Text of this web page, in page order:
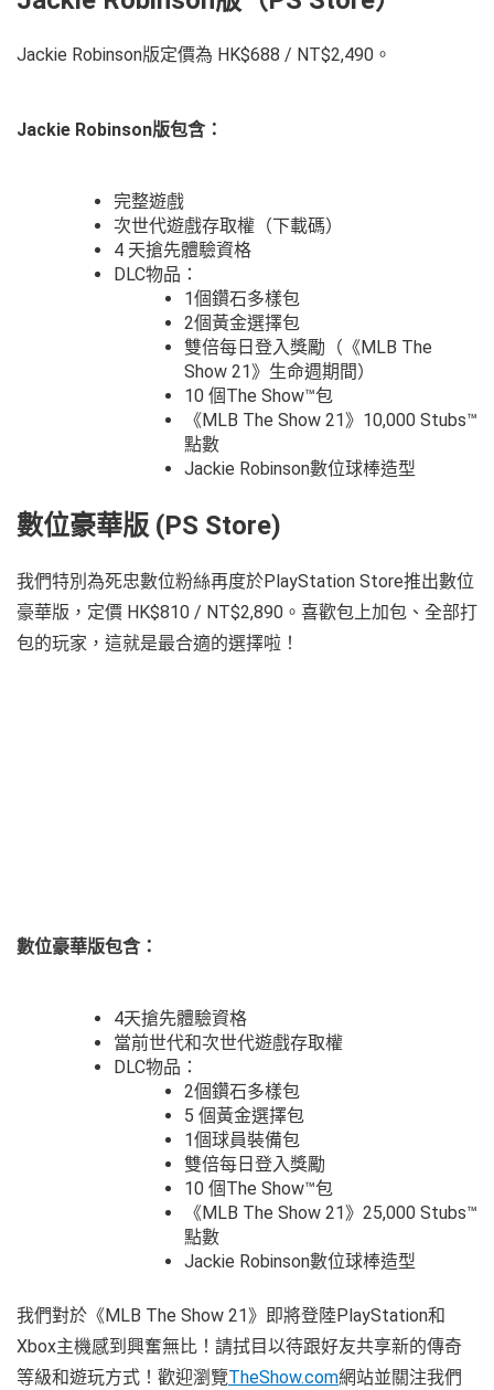
Jackie Robinson版定價為 HK$688 / NT$2,490。
Jackie Robinson版包含：
完整遊戲
次世代遊戲存取權（下載碼）
4 天搶先體驗資格
DLC物品：
1個鑽石多樣包
2個黃金選擇包
雙倍每日登入獎勵（《MLB The
Show 21》生命週期間）
10 個The Show™包
《MLB The Show 21》10,000 Stubs™
點數
Jackie Robinson數位球棒造型
數位豪華版 (PS Store)
我們特別為死忠數位粉絲再度於PlayStation Store推出數位
豪華版，定價 HK$810 / NT$2,890。喜歡包上加包、全部打
包的玩家，這就是最合適的選擇啦！
數位豪華版包含：
4天搶先體驗資格
當前世代和次世代遊戲存取權
DLC物品：
2個鑽石多樣包
5 個黃金選擇包
1個球員裝備包
雙倍每日登入獎勵
10 個The Show™包
《MLB The Show 21》25,000 Stubs™
點數
Jackie Robinson數位球棒造型
我們對於《MLB The Show 21》即將登陸PlayStation和
Xbox主機感到興奮無比！請拭目以待跟好友共享新的傳奇
等級和遊玩方式！歡迎瀏覽TheShow.com網站並關注我們